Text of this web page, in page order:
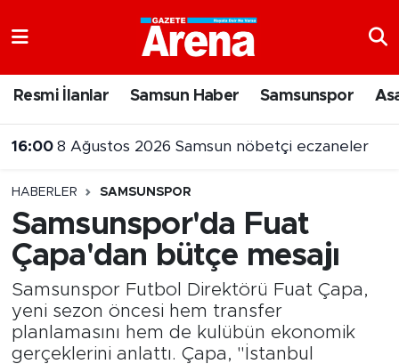
Resmi İlanlar Samsun Haber Samsunspor
16:00 8 Ağustos 2026 Samsun nöbetçi eczaneler
15:55 Samsun’da uyuşturucu operasyonunda 7 şüpheli cezaevine gönderildi
HABERLER SAMSUNSPOR
Samsunspor'da Fuat
Çapa'dan bütçe mesajı
Samsunspor Futbol Direktörü Fuat Çapa,
yeni sezon öncesi hem transfer
planlamasını hem de kulübün ekonomik
gerçeklerini anlattı. Çapa, "İstanbul
Samsun Namaz Vakitleri
Süper Lig Puan Durumu ve Fikstür
Tüm Manşetler
Son Dakika Haberleri